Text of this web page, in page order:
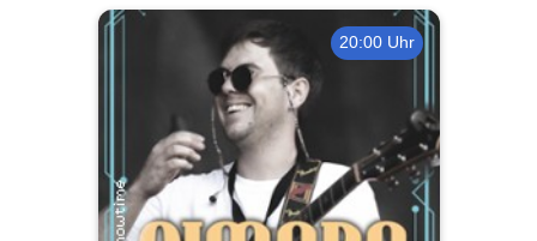
20:00 Uhr